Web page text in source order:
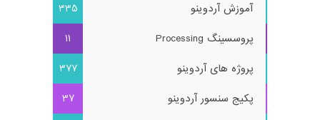
آموزش آردوینو
335
پروسسینگ Processing
11
پروژه های آردوینو
377
پکیج سنسور آردوینو
37